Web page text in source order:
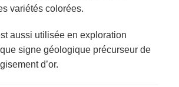
variétés colorées.
aussi utilisée en exploration
signe géologique précurseur de
d’or.